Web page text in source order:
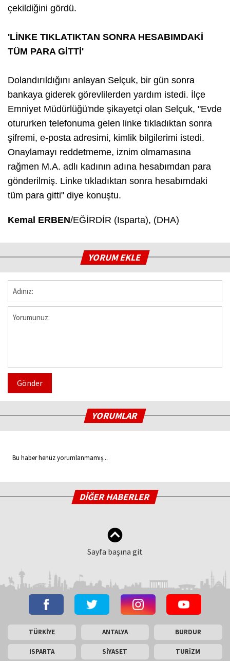
çekildiğini gördü.
'LİNKE TIKLATIKTAN SONRA HESABIMDAKİ
TÜM PARA GİTTİ'
Dolandırıldığını anlayan Selçuk, bir gün sonra
bankaya giderek görevlilerden yardım istedi. İlçe
Emniyet Müdürlüğü'nde şikayetçi olan Selçuk, "Evde
otururken telefonuma gelen linke tıkladıktan sonra
şifremi, e-posta adresimi, kimlik bilgilerimi istedi.
Onaylamayı reddetmeme, iznim olmamasına
rağmen M.A. adlı kadının adına hesabımdan para
gönderilmiş. Linke tıkladıktan sonra hesabımdaki
tüm para gitti" diye konuştu.
Kemal ERBEN/EĞİRDİR (Isparta), (DHA)
YORUM EKLE
Gönder
YORUMLAR
Bu haber henüz yorumlanmamış...
DİĞER HABERLER
Sayfa başına git
TÜRKİYE ANTALYA BURDUR
ISPARTA SİYASET TURİZM